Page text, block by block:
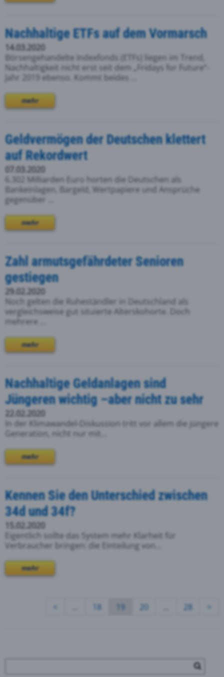
Nachhaltige ETFs auf dem Vormarsch
14.03.2020
Börsengehandelte Indexfonds (ETFs) liegen im Trend,
Nachhaltigkeit nicht erst seit dem „Fridays for Future“-
Jahr 2019 ebenso. Kommt beides ...
mehr
Geldvermögen der Deutschen klettert
auf Rekordwert
07.03.2020
6.302 Milliarden Euro horten die Deutschen als
Bankeinlagen, Bargeld, Wertpapiere und Ansprüche
gegenüber ...
mehr
Zahl armutsgefährdeter Senioren
gestiegen
29.02.2020
Noch gelten die Ruheständler in Deutschland als
vergleichsweise gut situierte Alterskohorte. Doch
mehrere ...
mehr
Nachhaltige Geldanlagen sind
Jüngeren wichtig –aber nicht zu sehr
22.02.2020
In der Klimawandel-Diskussion tritt vor allem die jüngere
Generation, nicht nur mit...
mehr
Kennen Sie den Unterschied zwischen
34d und 34f?
15.02.2020
Eigentlich sollte das System mehr Klarheit für
Verbraucher bringen: die Einteilung von...
mehr
< 18 19 20 28 >